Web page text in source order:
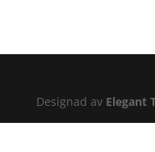
Designad av Elegant